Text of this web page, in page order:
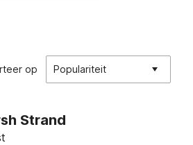
op Populariteit
Strand